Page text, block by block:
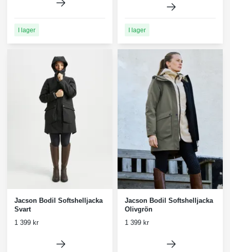
I lager I lager
Jacson Bodil Softshelljacka
Svart
1 399 kr
Jacson Bodil Softshelljacka
Olivgrön
1 399 kr